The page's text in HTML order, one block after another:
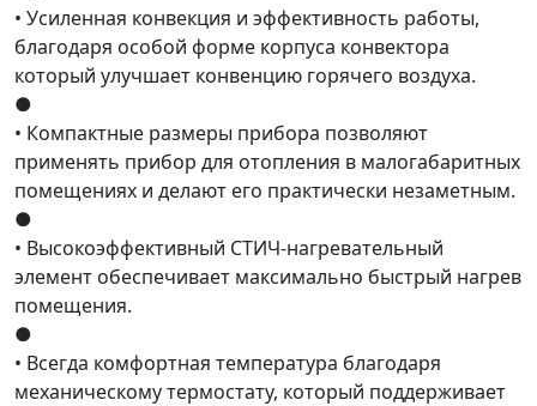
• Усиленная конвекция и эффективность работы,
благодаря особой форме корпуса конвектора
который улучшает конвенцию горячего воздуха.
●
• Компактные размеры прибора позволяют
применять прибор для отопления в малогабаритных
помещениях и делают его практически незаметным.
●
• Высокоэффективный СТИЧ-нагревательный
элемент обеспечивает максимально быстрый нагрев
помещения.
●
• Всегда комфортная температура благодаря
механическому термостату, который поддерживает